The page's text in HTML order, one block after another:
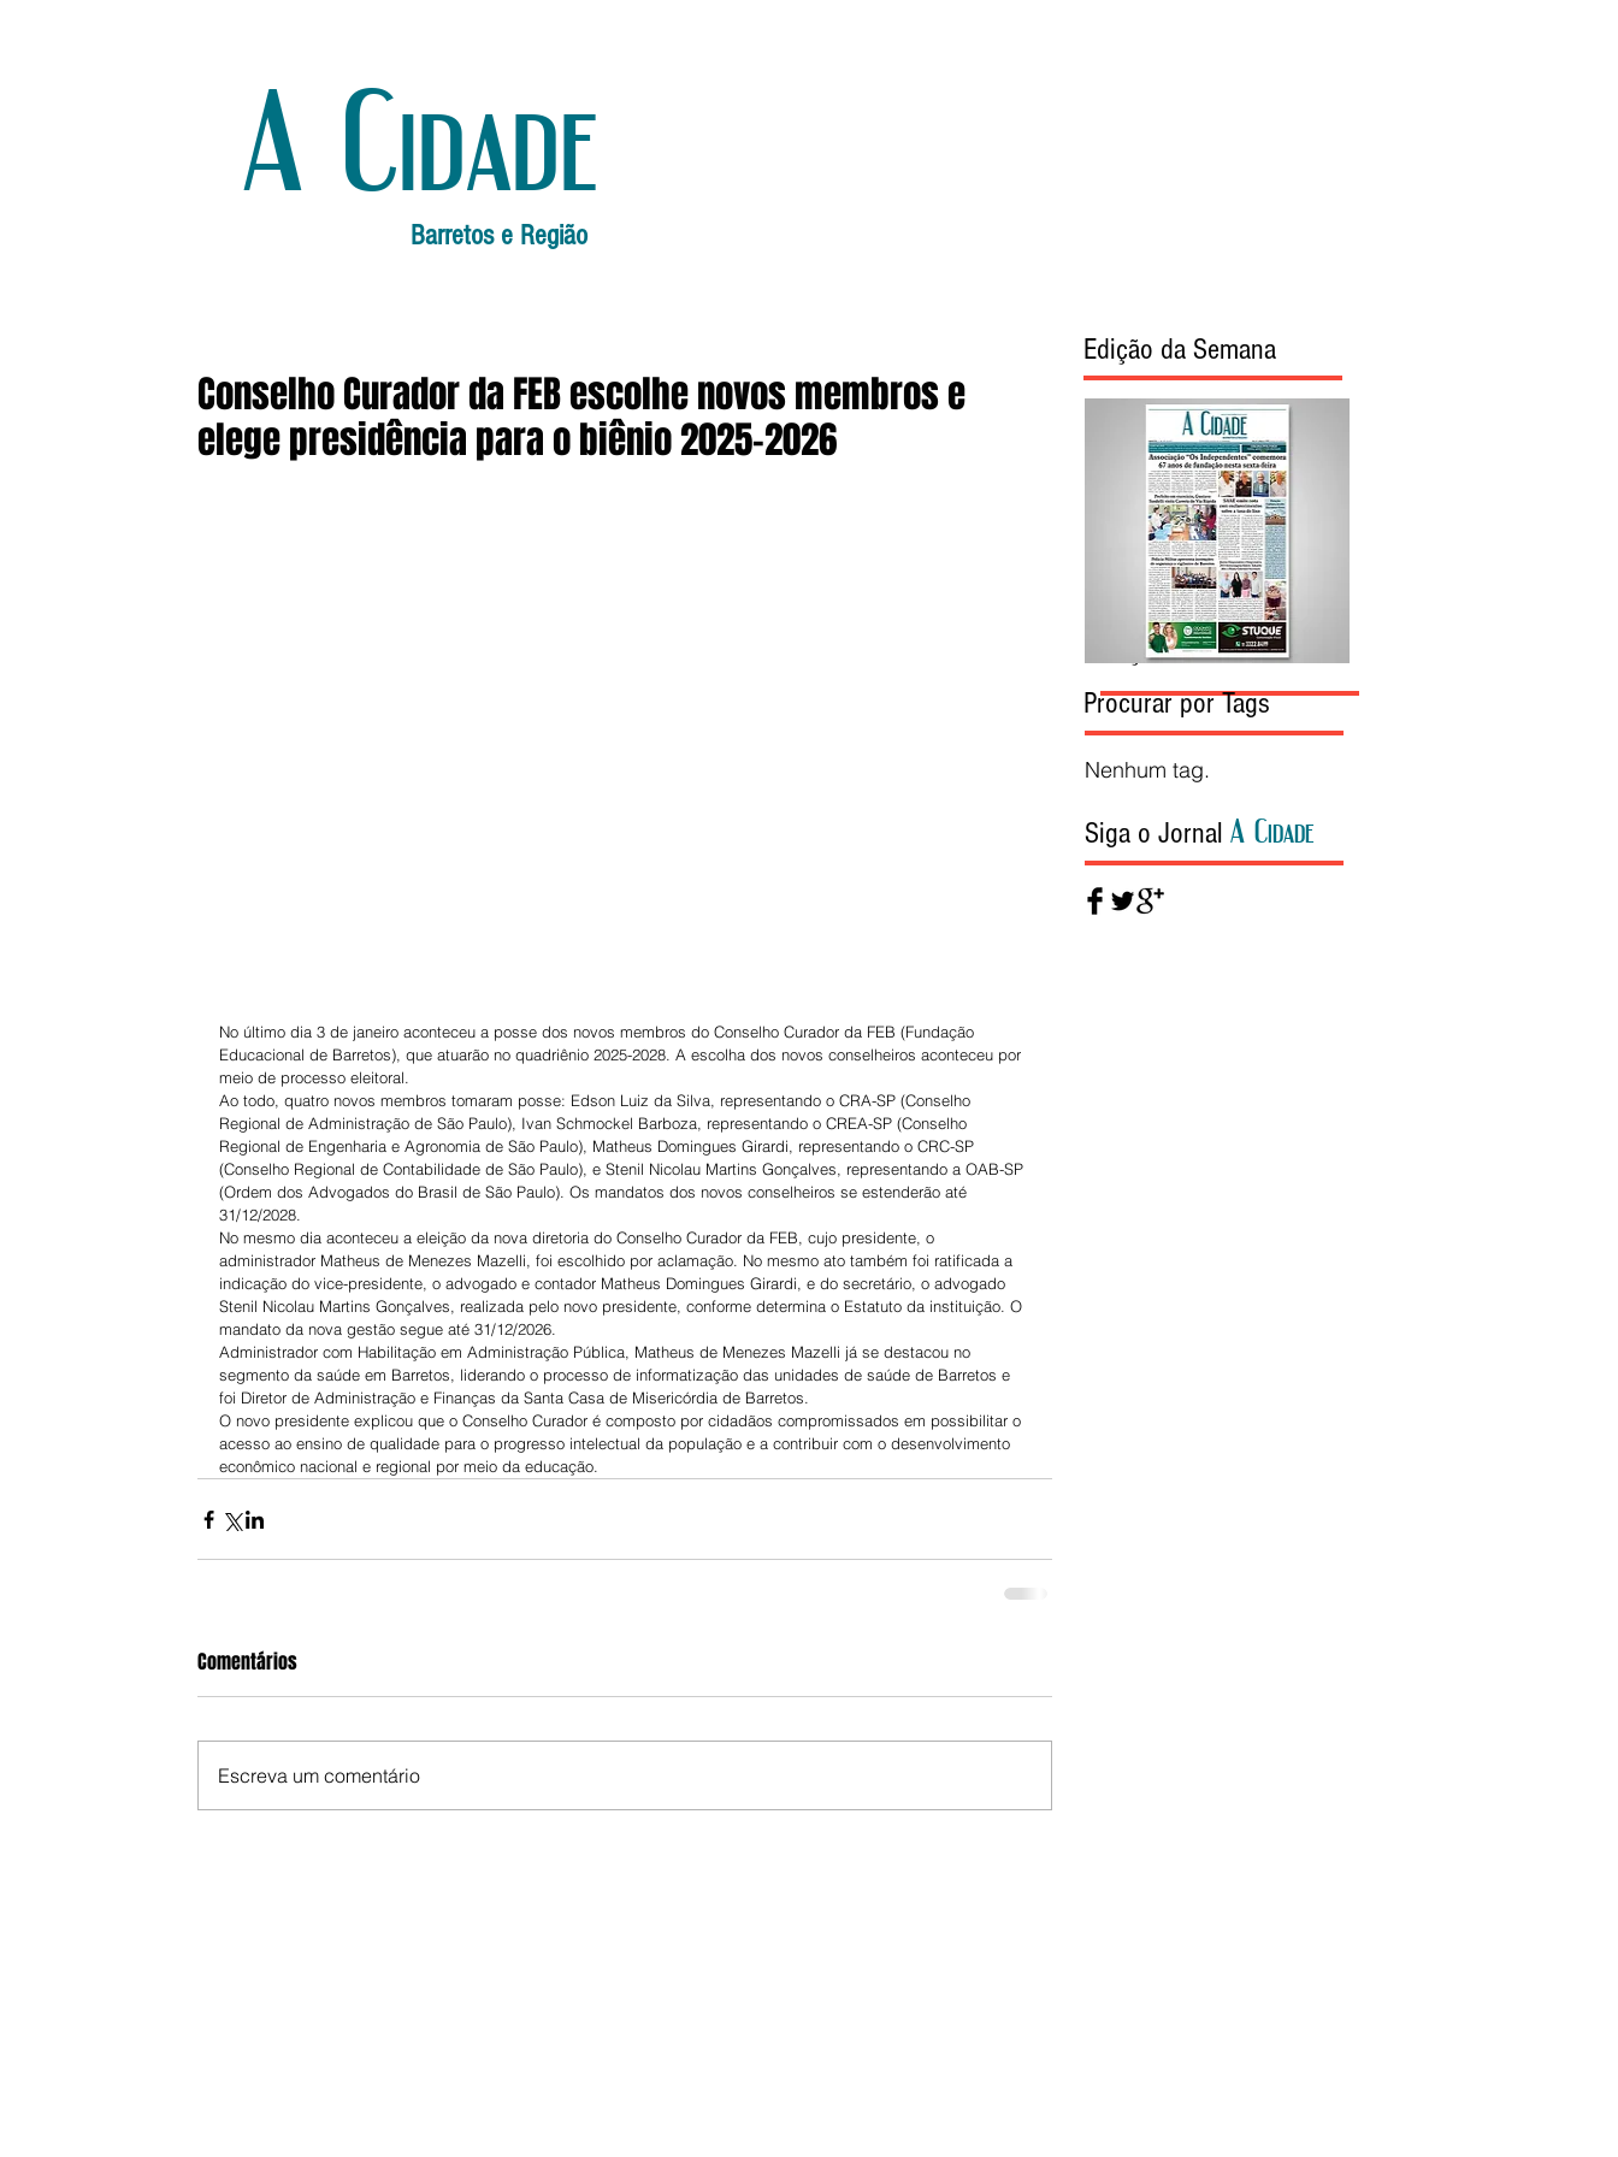
A Cidade
Barretos e Região
Conselho Curador da FEB escolhe novos membros e
elege presidência para o biênio 2025-2026
No último dia 3 de janeiro aconteceu a posse dos novos membros do Conselho Curador da FEB (Fundação
Educacional de Barretos), que atuarão no quadriênio 2025-2028. A escolha dos novos conselheiros aconteceu por
meio de processo eleitoral.
Ao todo, quatro novos membros tomaram posse: Edson Luiz da Silva, representando o CRA-SP (Conselho
Regional de Administração de São Paulo), Ivan Schmockel Barboza, representando o CREA-SP (Conselho
Regional de Engenharia e Agronomia de São Paulo), Matheus Domingues Girardi, representando o CRC-SP
(Conselho Regional de Contabilidade de São Paulo), e Stenil Nicolau Martins Gonçalves, representando a OAB-SP
(Ordem dos Advogados do Brasil de São Paulo). Os mandatos dos novos conselheiros se estenderão até
31/12/2028.
No mesmo dia aconteceu a eleição da nova diretoria do Conselho Curador da FEB, cujo presidente, o
administrador Matheus de Menezes Mazelli, foi escolhido por aclamação. No mesmo ato também foi ratificada a
indicação do vice-presidente, o advogado e contador Matheus Domingues Girardi, e do secretário, o advogado
Stenil Nicolau Martins Gonçalves, realizada pelo novo presidente, conforme determina o Estatuto da instituição. O
mandato da nova gestão segue até 31/12/2026.
Administrador com Habilitação em Administração Pública, Matheus de Menezes Mazelli já se destacou no
segmento da saúde em Barretos, liderando o processo de informatização das unidades de saúde de Barretos e
foi Diretor de Administração e Finanças da Santa Casa de Misericórdia de Barretos.
O novo presidente explicou que o Conselho Curador é composto por cidadãos compromissados em possibilitar o
acesso ao ensino de qualidade para o progresso intelectual da população e a contribuir com o desenvolvimento
econômico nacional e regional por meio da educação.
Comentários
Escreva um comentário
Edição da Semana
Edição da Semana
Procurar por Tags
Nenhum tag.
Siga o Jornal A Cidade